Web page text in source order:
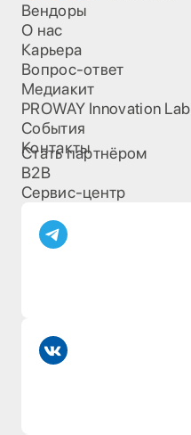
Вендоры
О нас
Карьера
Вопрос-ответ
Медиакит
PROWAY Innovation Lab
События
Контакты
Стать партнёром
B2B
Сервис-центр